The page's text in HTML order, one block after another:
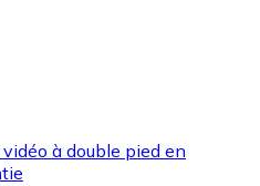
à double pied en